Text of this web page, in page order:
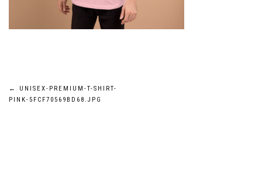
投
←
UNISEX-PREMIUM-T-SHIRT-
PINK-5FCF70569BD68.JPG